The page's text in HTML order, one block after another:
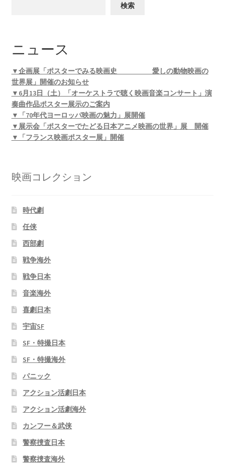
検索
ニュース
▼企画展「ポスターでみる映画史 愛しの動物映画の
世界展」開催のお知らせ
▼6月13日（土）「オーケストラで聴く映画音楽コンサート」演
奏曲作品ポスター展示のご案内
▼「70年代ヨーロッパ映画の魅力」展開催
▼展示会「ポスターでたどる日本アニメ映画の世界」展 開催
▼「フランス映画ポスター展」開催
映画コレクション
時代劇
任侠
西部劇
戦争海外
戦争日本
音楽海外
喜劇日本
宇宙SF
SF・特撮日本
SF・特撮海外
パニック
アクション活劇日本
アクション活劇海外
カンフー＆武侠
警察捜査日本
警察捜査海外